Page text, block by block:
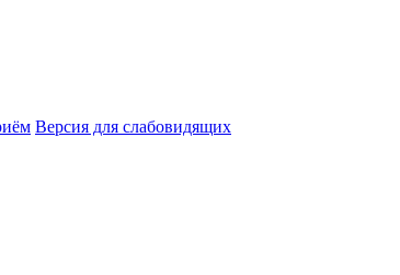
Версия для слабовидящих